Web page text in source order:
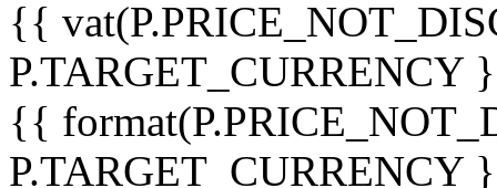
{{
P.TARGET_CURRENCY
{{
P.TARGET_CURRENCY